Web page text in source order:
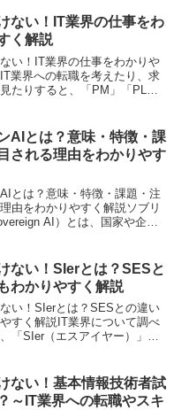
初心者でも取得できる？」と
ている方...
ない！IT業界の仕事をわ
く解説
い！IT業界の仕事をわかりや
業界への転職を考えたり、求
たりすると、「PM」「PL」
かし、「名前は知っているけ
違う...
AIとは？意味・特徴・課
される理由をわかりやす
とは？意味・特徴・課題・注
由をわかりやすく解説ソブリ
AI）とは、国家や企業
組みを指します。ポイントは
ない！SIerとは？SESと
わかりやすく解説
い！SIerとは？SESとの違い
すく解説IT業界について調べ
「SIer（エスアイヤー）」や
、違いがよくわからない」と
...
ない！基本情報技術者試
～IT業界への転職やスキ